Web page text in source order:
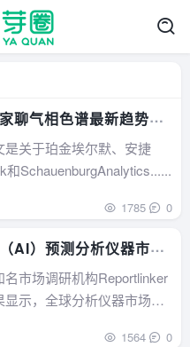
聊气相色谱最新趋势及
是关于珀金埃尔默、安捷
和SchauenburgAnalytics......
1785 0
AI）预测分析仪器市场
名市场调研机构Reportlinker
示，全球分析仪器市场在2
1564 0